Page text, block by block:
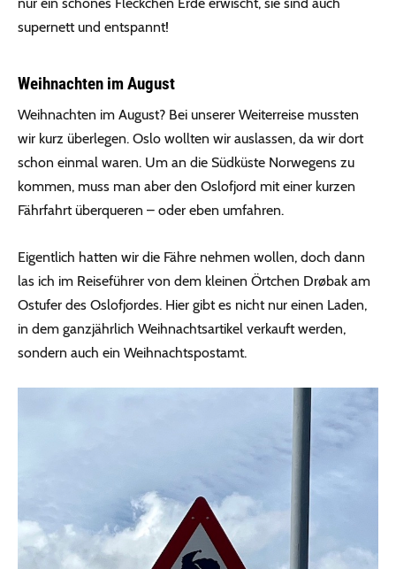
supernett und entspannt!
Weihnachten im August
Weihnachten im August? Bei unserer Weiterreise mussten
wir kurz überlegen. Oslo wollten wir auslassen, da wir dort
schon einmal waren. Um an die Südküste Norwegens zu
kommen, muss man aber den Oslofjord mit einer kurzen
Fährfahrt überqueren – oder eben umfahren.
Eigentlich hatten wir die Fähre nehmen wollen, doch dann
las ich im Reiseführer von dem kleinen Örtchen Drøbak am
Ostufer des Oslofjordes. Hier gibt es nicht nur einen Laden,
in dem ganzjährlich Weihnachtsartikel verkauft werden,
sondern auch ein Weihnachtspostamt.